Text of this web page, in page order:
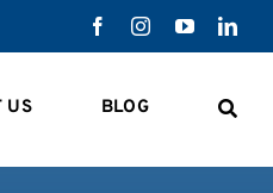
US BLOG